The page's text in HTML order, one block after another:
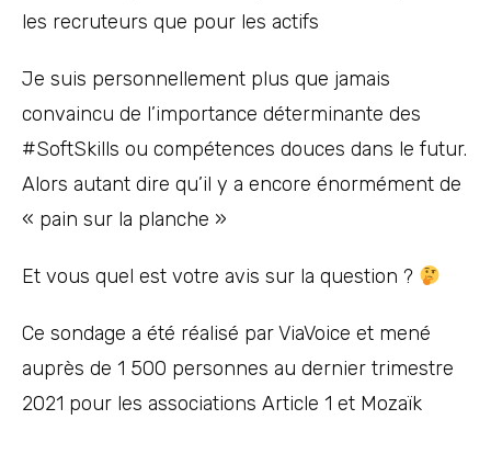
les recruteurs que pour les actifs
Je suis personnellement plus que jamais
convaincu de l’importance déterminante des
#SoftSkills ou compétences douces dans le futur.
Alors autant dire qu’il y a encore énormément de
« pain sur la planche »
Et vous quel est votre avis sur la question ?
Ce sondage a été réalisé par ViaVoice et mené
auprès de 1 500 personnes au dernier trimestre
2021 pour les associations Article 1 et Mozaïk